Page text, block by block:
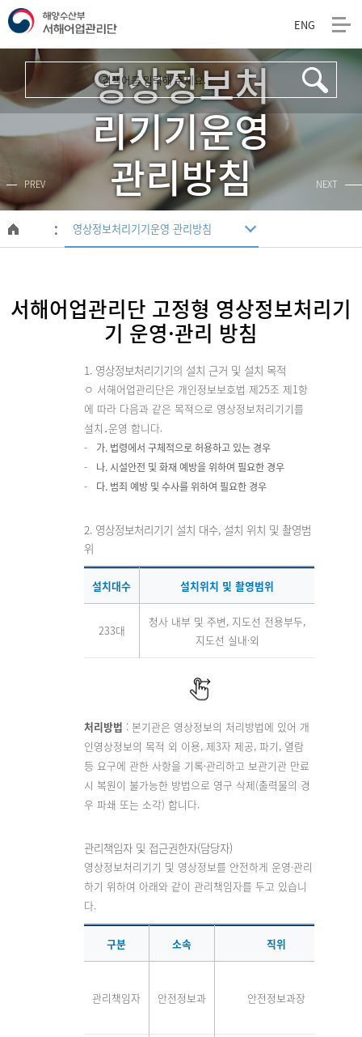
ENG
해
양
수
산
부
서
해
업
관
영상정보처
리기기운영
관리방침
PREV NEXT
메
인
영상정보처리기기운영 관리방침
서해어업관리단 고정형 영상정보처리기
기 운영·관리 방침
1. 영상정보처리기기의 설치 근거 및 설치 목적
ㅇ 서해어업관리단은 개인정보보호법 제25조 제1항
에 따라 다음과 같은 목적으로 영상정보처리기기를
설치․운영 합니다.
가. 법령에서 구체적으로 허용하고 있는 경우
나. 시설안전 및 화재 예방을 위하여 필요한 경우
다. 범죄 예방 및 수사를 위하여 필요한 경우
2. 영상정보처리기기 설치 대수, 설치 위치 및 촬영범
위
설치대수 설치위치 및 촬영범위
233대
청사 내부 및 주변, 지도선 전용부두,
지도선 실내·외
처리방법 : 본기관은 영상정보의 처리방법에 있어 개
인영상정보의 목적 외 이용, 제3자 제공, 파기, 열람
등 요구에 관한 사항을 기록·관리하고 보관기관 만료
시 복원이 불가능한 방법으로 영구 삭제(출력물의 경
우 파쇄 또는 소각) 합니다.
관리책임자 및 접근권한자(담당자)
영상정보처리기기 및 영상정보를 안전하게 운영·관리
하기 위하여 아래와 같이 관리책임자를 두고 있습니
다.
구분 소속 직위
관리책임자 안전정보과 안전정보과장